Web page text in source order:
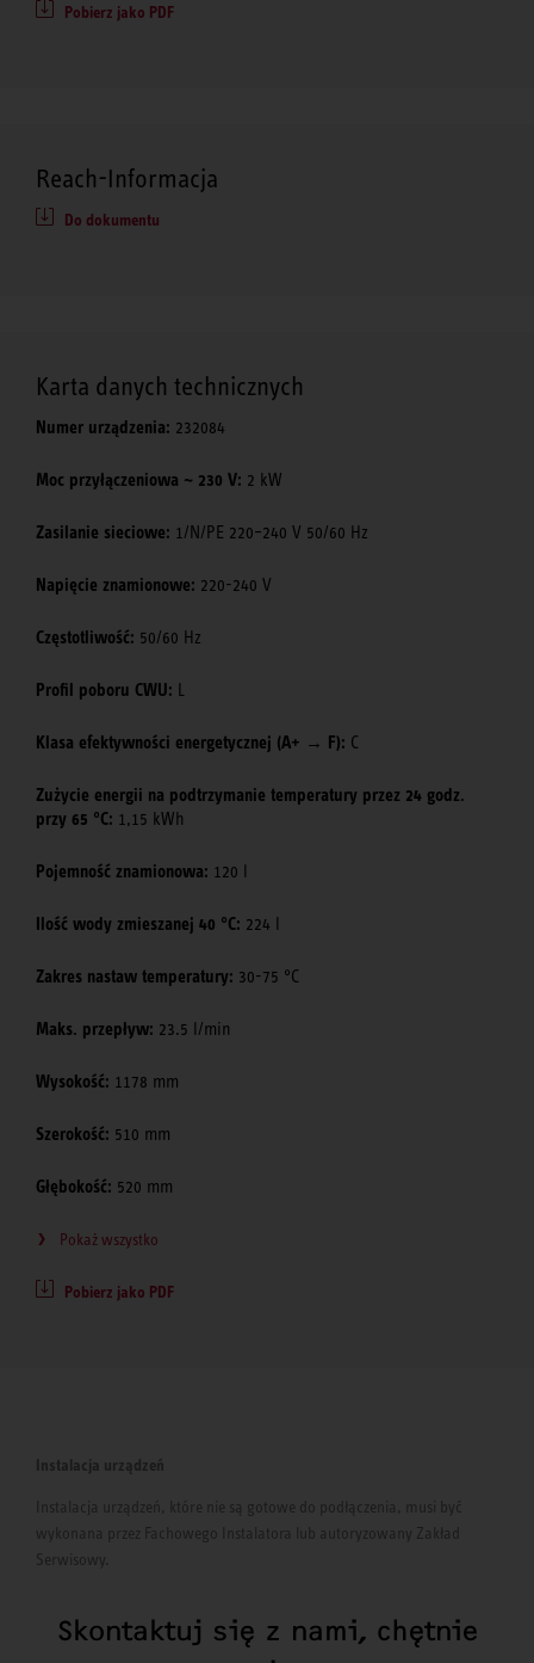
Pobierz jako PDF
Reach-Informacja
Do dokumentu
Karta danych technicznych
Numer urządzenia: 232084
Moc przyłączeniowa ~ 230 V: 2 kW
Zasilanie sieciowe: 1/N/PE 220–240 V 50/60 Hz
Napięcie znamionowe: 220-240 V
Częstotliwość: 50/60 Hz
Profil poboru CWU:
Klasa efektywności energetycznej (A+ → F): C
Zużycie energii na podtrzymanie temperatury przez 24 godz.
przy 65 °C: 1,15 kWh
Pojemność znamionowa: 120 l
Ilość wody zmieszanej 40 °C: 224 l
Zakres nastaw temperatury: 30-75 °C
Maks. przepływ: 23.5 l/min
Wysokość: 1178 mm
Szerokość: 510 mm
Głębokość: 520 mm
Pokaż wszystko
Pobierz jako PDF
Instalacja urządzeń
Instalacja urządzeń, które nie są gotowe do podłączenia, musi być
wykonana przez Fachowego Instalatora lub autoryzowany Zakład
Serwisowy.
Skontaktuj się z nami, chętnie